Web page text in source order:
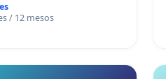
/ 12 mesos